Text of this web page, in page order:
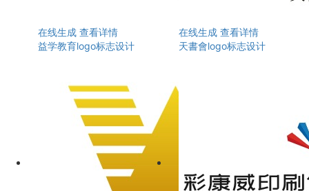
在线生成 查看详情
益学教育logo标志设计
在线生成 查看详情
天書會logo标志设计